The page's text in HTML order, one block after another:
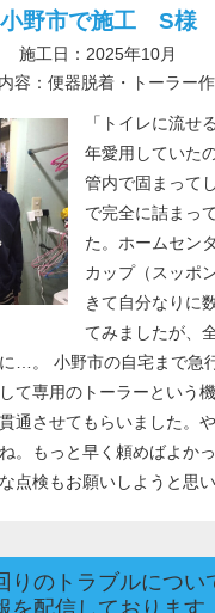
小野市で施工 S様
施工日：2025年10月
容：便器脱着・トーラー
「トイレに流せ
年愛用していた
管内で固まって
で完全に詰まっ
た。ホームセン
カップ（スッポ
きて自分なりに
てみましたが、
…。 小野市の自宅まで急
て専用のトーラーという
通させてもらいました。
。もっと早く頼めばよか
点検もお願いしようと思い
りのトラブルについ
を配信しております。